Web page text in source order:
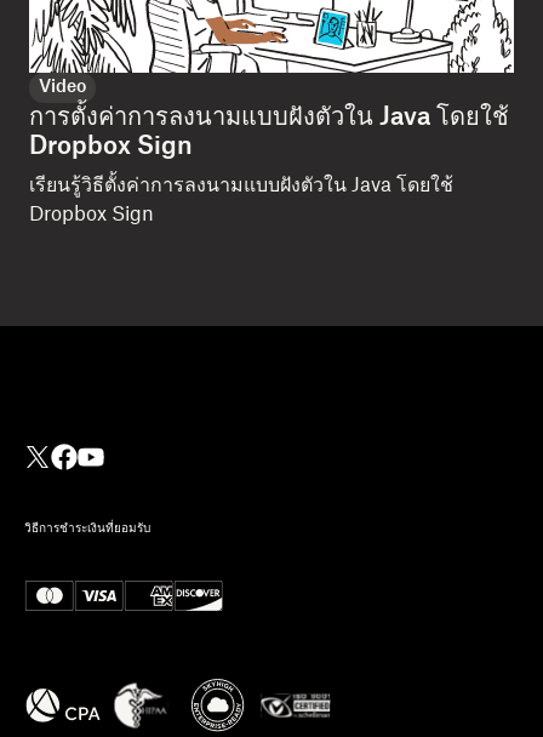
Video
การตั้งค่าการลงนามแบบฝังตัวใน Java โดยใช้
Dropbox Sign
เรียนรู้วิธีตั้งค่าการลงนามแบบฝังตัวใน Java โดยใช้
Dropbox Sign
วิธีการชำระเงินที่ยอมรับ